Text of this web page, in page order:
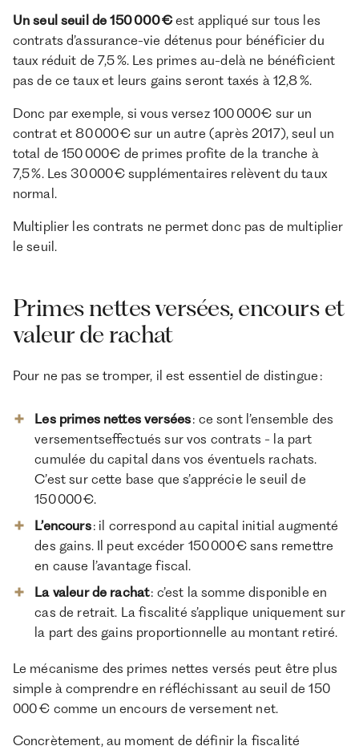
Un seul seuil de 150 000 €est appliqué sur tous les
contrats d’assurance-vie détenus pour bénéficier du
taux réduit de 7,5 %. Les primes au-delà ne bénéficient
pas de ce taux et leurs gains seront taxés à 12,8 %.
Donc par exemple, si vous versez 100 000 € sur un
contrat et 80 000 € sur un autre (après 2017), seul un
total de 150 000 € de primes profite de la tranche à
7,5 %. Les 30 000 € supplémentaires relèvent du taux
normal.
Multiplier les contrats ne permet donc pas de multiplier
le seuil.
Primes nettes versées, encours et
valeur de rachat
Pour ne pas se tromper, il est essentiel de distingue :
Les primes nettes versées: ce sont l’ensemble des
versementseffectués sur vos contrats - la part
cumulée du capital dans vos éventuels rachats.
C’est sur cette base que s’apprécie le seuil de
150 000 €.
L’encours: il correspond au capital initial augmenté
des gains. Il peut excéder 150 000 € sans remettre
en cause l’avantage fiscal.
La valeur de rachat: c’est la somme disponible en
cas de retrait. La fiscalité s’applique uniquement sur
la part des gains proportionnelle au montant retiré.
Le mécanisme des primes nettes versés peut être plus
simple à comprendre en réfléchissant au seuil de 150
000 € comme un encours de versement net.
Concrètement, au moment de définir la fiscalité